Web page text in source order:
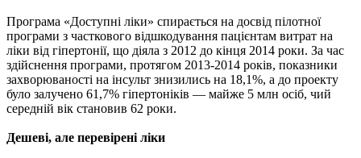
Програма «Доступні ліки» спирається на досвід пілотної
програми з часткового відшкодування пацієнтам витрат на
ліки від гіпертонії, що діяла з 2012 до кінця 2014 роки. За час
здійснення програми, протягом 2013-2014 років, показники
захворюваності на інсульт знизились на 18,1%, а до проекту
було залучено 61,7% гіпертоніків — майже 5 млн осіб, чий
середній вік становив 62 роки.
Дешеві, але перевірені ліки